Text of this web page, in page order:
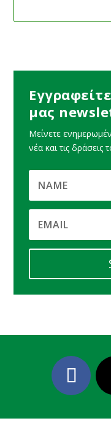
μας
Μείνετε
νέα και τις δράσεις